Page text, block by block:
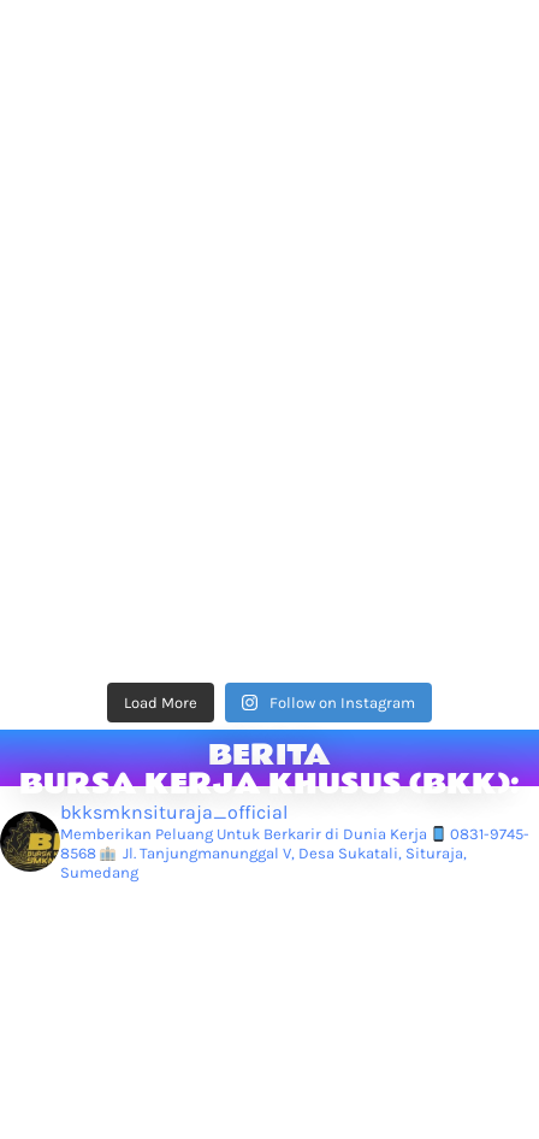
Load More Follow on Instagram
BERITA
BURSA KERJA KHUSUS (BKK):
bkksmknsituraja_official
Memberikan Peluang Untuk Berkarir di Dunia Kerja
0831-9745-
8568
Jl. Tanjungmanunggal V, Desa Sukatali, Situraja,
Sumedang